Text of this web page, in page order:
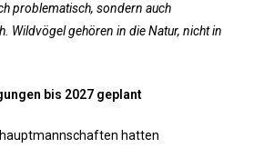
problematisch, sondern auch
Wildvögel gehören in die Natur, nicht in
bis 2027 geplant
hatten